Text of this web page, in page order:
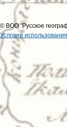
© ВОО "Русское
Условия